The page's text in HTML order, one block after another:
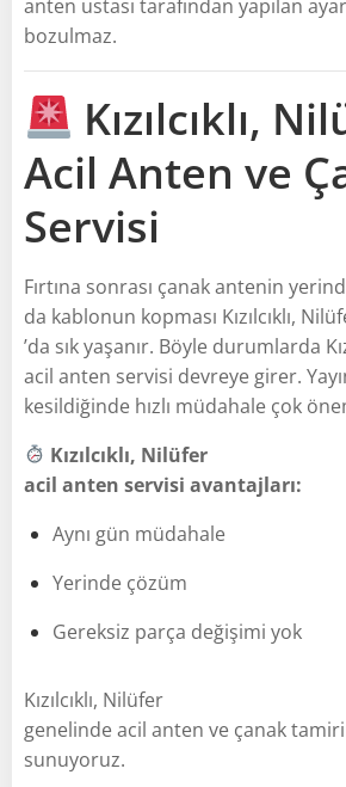
anten ustası tarafından yapılan
bozulmaz.
Kızılcıklı,
Acil Anten ve
Servisi
Fırtına sonrası çanak antenin
da kablonun kopması Kızılcıklı,
’da sık yaşanır. Böyle durumlarda
acil anten servisi devreye girer.
kesildiğinde hızlı müdahale çok
Kızılcıklı, Nilüfer
acil anten servisi avantajları:
Aynı gün müdahale
Yerinde çözüm
Gereksiz parça değişimi yok
Kızılcıklı, Nilüfer
genelinde acil anten ve çanak tamiri
sunuyoruz.